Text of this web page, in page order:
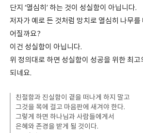
단지 ‘열심히’ 하는 것이 성실함이 아닙니다.
저자가 예로 든 것처럼 망치로 열심히 나무를
어질까요?
이건 성실함이 아닙니다.
위 정의대로 하면 성실함이 성공을 위한 최
되네요.
친절함과 진실함이 곁을 떠나게 하지 말고
그것을 목에 걸고 마음판에 새겨야 한다.
그렇게 하면 하나님과 사람들에게서
은혜와 존경을 받게 될 것이다.